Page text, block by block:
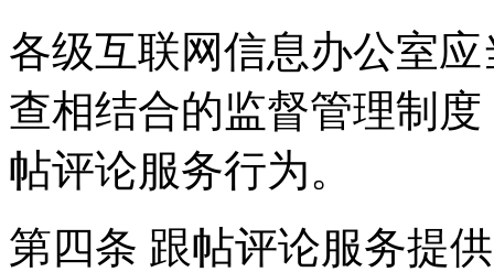
各级互联网信息办公室
查相结合的监督管理制
帖评论服务行为。
第四条 跟帖评论服务提